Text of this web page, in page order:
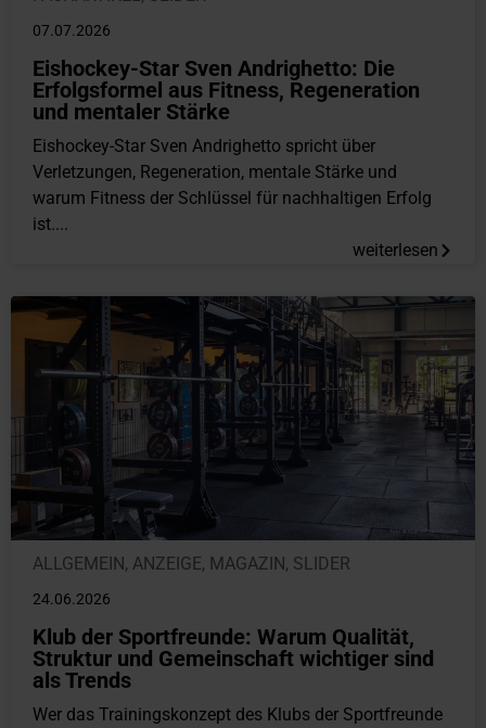
07.07.2026
Eishockey-Star Sven Andrighetto: Die
Erfolgsformel aus Fitness, Regeneration
und mentaler Stärke
Eishockey-Star Sven Andrighetto spricht über
Verletzungen, Regeneration, mentale Stärke und
warum Fitness der Schlüssel für nachhaltigen Erfolg
ist....
weiterlesen
ALLGEMEIN, ANZEIGE, MAGAZIN, SLIDER
24.06.2026
Klub der Sportfreunde: Warum Qualität,
Struktur und Gemeinschaft wichtiger sind
als Trends
Wer das Trainingskonzept des Klubs der Sportfreunde